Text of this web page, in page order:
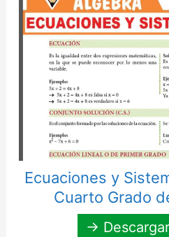
Ecuaciones y
Cuarto Grado
→